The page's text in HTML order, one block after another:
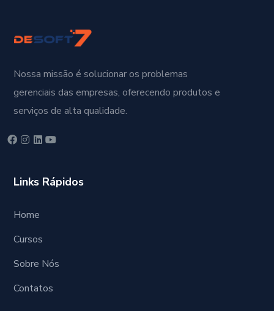
Nossa missão é solucionar os problemas
gerenciais das empresas, oferecendo produtos e
serviços de alta qualidade.
Links Rápidos
Home
Cursos
Sobre Nós
Contatos